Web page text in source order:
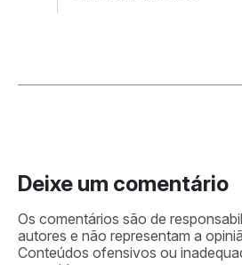
Deixe um comentário